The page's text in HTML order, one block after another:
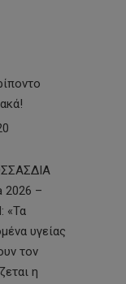
2026 –
«Τα
υγείας
τον
η